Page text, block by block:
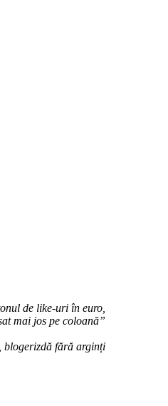
de like-uri în euro,
mai jos pe coloană”
blogerizdă fără arginți